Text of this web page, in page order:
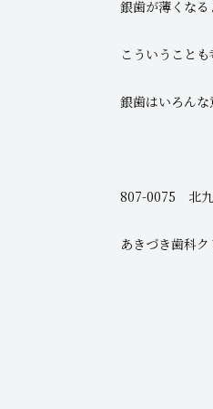
銀歯が薄くなる
こういうことも
銀歯はいろんな
807-0075 北九
あきづき歯